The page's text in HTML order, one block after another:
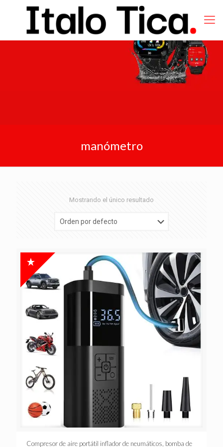
manómetro
Mostrando el único resultado
Compresor de aire portátil inflador de neumáticos, bomba de